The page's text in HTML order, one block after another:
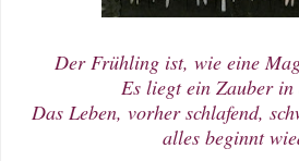
Der Frühling ist, wie eine
Es liegt ein Zauber
Das Leben, vorher schlafend,
alles beginnt